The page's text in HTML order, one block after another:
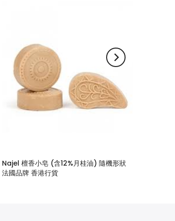
Najel 檀香小皂 (含12%月桂油) 隨機形狀
法國品牌 香港行貨